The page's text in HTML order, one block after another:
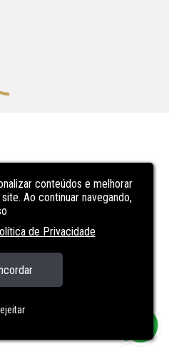
conteúdos e melhorar
Ao continuar navegando,
de Privacidade